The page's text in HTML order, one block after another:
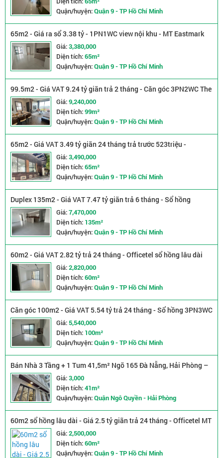
Quận/huyện:Quận 9 - TP Hồ Chí Minh
65m2 - Giá ra sổ 3.38 tỷ - 1PN1WC view nội khu - MT Eastmark
Q9
Giá:3,380,000
Diện tích:65m²
Quận/huyện:Quận 9 - TP Hồ Chí Minh
99.5m2 - Giá VAT 9.24 tỷ giãn trả 2 tháng - Căn góc 3PN2WC The
Opus1
Giá:9,240,000
Diện tích:99m²
Quận/huyện:Quận 9 - TP Hồ Chí Minh
65m2 - Giá VAT 3.49 tỷ giãn 24 tháng trả trước 523triệu -
1PN1WC MT Q9Giá:3,490,000
Diện tích:65m²
Quận/huyện:Quận 9 - TP Hồ Chí Minh
Duplex 135m2 - Giá VAT 7.47 tỷ giãn trả 6 tháng - Sổ hồng
2PN3WC MT Q9Giá:7,470,000
Diện tích: 135m²
Quận/huyện:Quận 9 - TP Hồ Chí Minh
60m2 - Giá VAT 2.82 tỷ trả 24 tháng - Officetel sổ hồng lâu dài
MT Q9
Giá:2,820,000
Diện tích:60m²
Quận/huyện:Quận 9 - TP Hồ Chí Minh
Căn góc 100m2 - Giá VAT 5.54 tỷ trả 24 tháng - Sổ hồng 3PN3WC
MT Q9
Giá:5,540,000
Diện tích: 100m²
Quận/huyện:Quận 9 - TP Hồ Chí Minh
Bán Nhà 3 Tầng + 1 Tum 41,5m² Ngõ 165 Đà Nẵng, Hải Phòng –
Vị Trí Đẹp, Giá Tốt
Giá:3,000
Diện tích:41m²
Quận/huyện:Quận Ngô Quyền - Hải Phòng
60m2 sổ hồng lâu dài - Giá 2.5 tỷ giãn trả 24 tháng - Officetel MT
Q9
Giá:2,500,000
Diện tích:60m²
Quận/huyện:Quận 9 - TP Hồ Chí Minh